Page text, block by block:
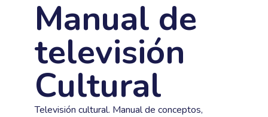
Manual de
televisión
Cultural
Televisión cultural. Manual de conceptos,